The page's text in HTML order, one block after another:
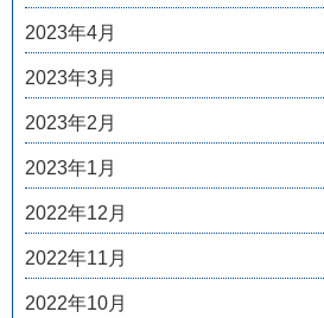
2023年4月
2023年3月
2023年2月
2023年1月
2022年12月
2022年11月
2022年10月